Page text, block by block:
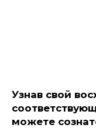
Узнав свой
можете